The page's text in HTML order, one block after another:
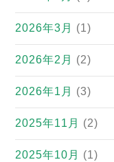
2026年3月 (1)
2026年2月 (2)
2026年1月 (3)
2025年11月 (2)
2025年10月 (1)